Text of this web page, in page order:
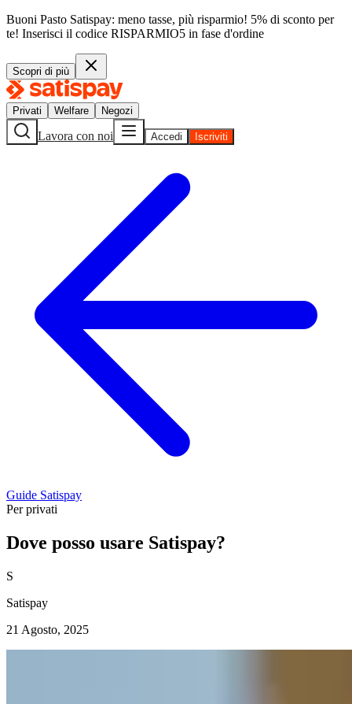
Buoni Pasto Satispay: meno tasse, più risparmio! 5% di sconto per
te! Inserisci il codice RISPARMIO5 in fase d'ordine
Scopri di più
Privati Welfare Negozi
Lavora con noi Accedi Iscriviti
Guide Satispay
Per privati
Dove posso usare Satispay?
S
Satispay
21 Agosto, 2025